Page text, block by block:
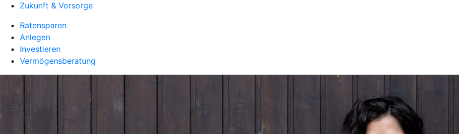
Zukunft & Vorsorge
Ratensparen
Anlegen
Investieren
Vermögensberatung